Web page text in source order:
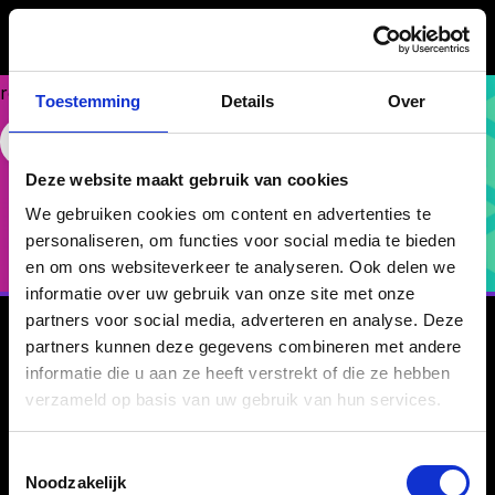
Toestemming Details Over
Deze website maakt gebruik van cookies
We gebruiken cookies om content en advertenties te
personaliseren, om functies voor social media te bieden
en om ons websiteverkeer te analyseren. Ook delen we
informatie over uw gebruik van onze site met onze
partners voor social media, adverteren en analyse. Deze
partners kunnen deze gegevens combineren met andere
informatie die u aan ze heeft verstrekt of die ze hebben
verzameld op basis van uw gebruik van hun services.
Noodzakelijk
Pricing
Eenvoudig, schaalbaar en direct inzetbaar.
Probeer 1 maand gratis!
Ervaargratisde eerste
maand.
Laat je organisatie zelf ervaren hoe eenvoudig,
schaalbaar en raak BrainCompass is. Een maand lang
Could
make
request.